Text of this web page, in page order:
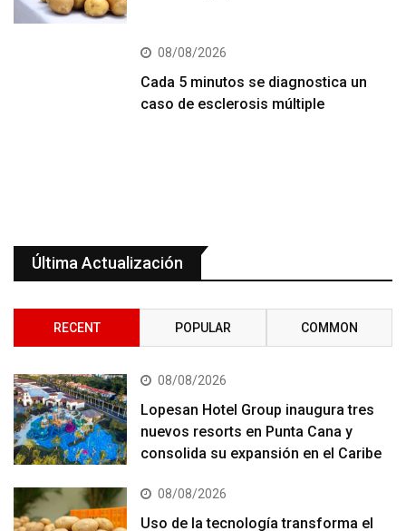
08/08/2026
Cada 5 minutos se diagnostica un
caso de esclerosis múltiple
Última Actualización
RECENT POPULAR COMMON
08/08/2026
Lopesan Hotel Group inaugura tres
nuevos resorts en Punta Cana y
consolida su expansión en el Caribe
08/08/2026
Uso de la tecnología transforma el